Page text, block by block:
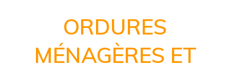
ORDURES
MÉNAGÈRES ET